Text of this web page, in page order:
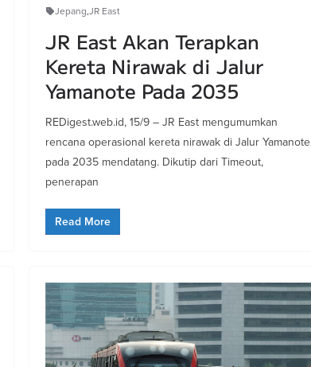
Jepang,JR East
JR East Akan Terapkan
Kereta Nirawak di Jalur
Yamanote Pada 2035
REDigest.web.id, 15/9 – JR East mengumumkan
rencana operasional kereta nirawak di Jalur Yamanote
pada 2035 mendatang. Dikutip dari Timeout,
penerapan
Read More